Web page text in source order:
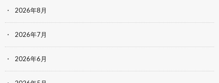
2026年8月
2026年7月
2026年6月